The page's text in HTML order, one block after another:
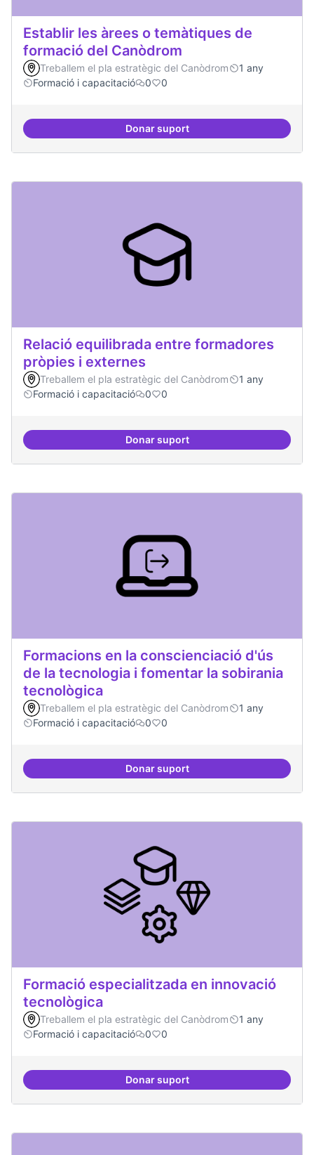
Establir les àrees o temàtiques de
formació del Canòdrom
Treballem el pla estratègic del Canòdrom
1 any
Formació i capacitació
0 0
Donar suportEstablir les àrees o temàtiques
Relació equilibrada entre formadores
pròpies i externes
Treballem el pla estratègic del Canòdrom
1 any
Formació i capacitació
0 0
Donar suportRelació equilibrada entre
Formacions en la conscienciació d'ús
de la tecnologia i fomentar la sobirania
tecnològica
Treballem el pla estratègic del Canòdrom
1 any
Formació i capacitació
0 0
Donar suportFormacions en la
Formació especialitzada en innovació
tecnològica
Treballem el pla estratègic del Canòdrom
1 any
Formació i capacitació
0 0
Donar suportFormació especialitzada en